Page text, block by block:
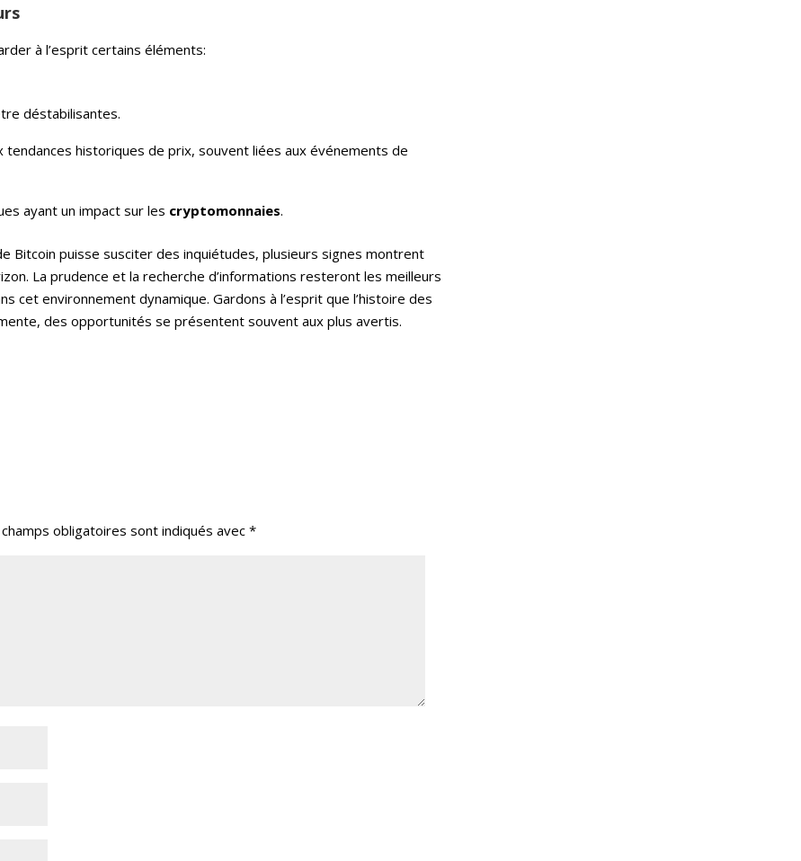
à l’esprit certains éléments:
déstabilisantes.
historiques de prix, souvent liées aux événements de
ayant un impact sur les cryptomonnaies.
Bitcoin puisse susciter des inquiétudes, plusieurs signes montrent
La prudence et la recherche d’informations resteront les meilleurs
cet environnement dynamique. Gardons à l’esprit que l’histoire des
des opportunités se présentent souvent aux plus avertis.
obligatoires sont indiqués avec*